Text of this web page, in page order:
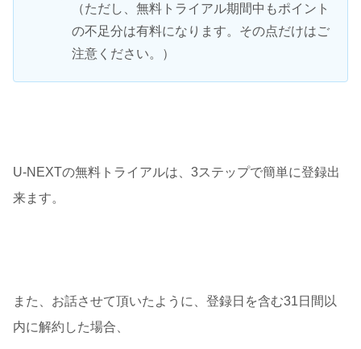
（ただし、無料トライアル期間中もポイント
の不足分は有料になります。その点だけはご
注意ください。）
U-NEXTの無料トライアルは、3ステップで簡単に登録出
来ます。
また、お話させて頂いたように、登録日を含む31日間以
内に解約した場合、